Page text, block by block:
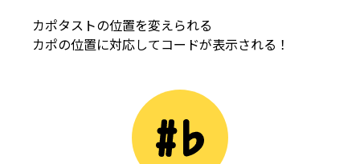
カポタストの位置を変えられる
カポの位置に対応してコードが表示される！